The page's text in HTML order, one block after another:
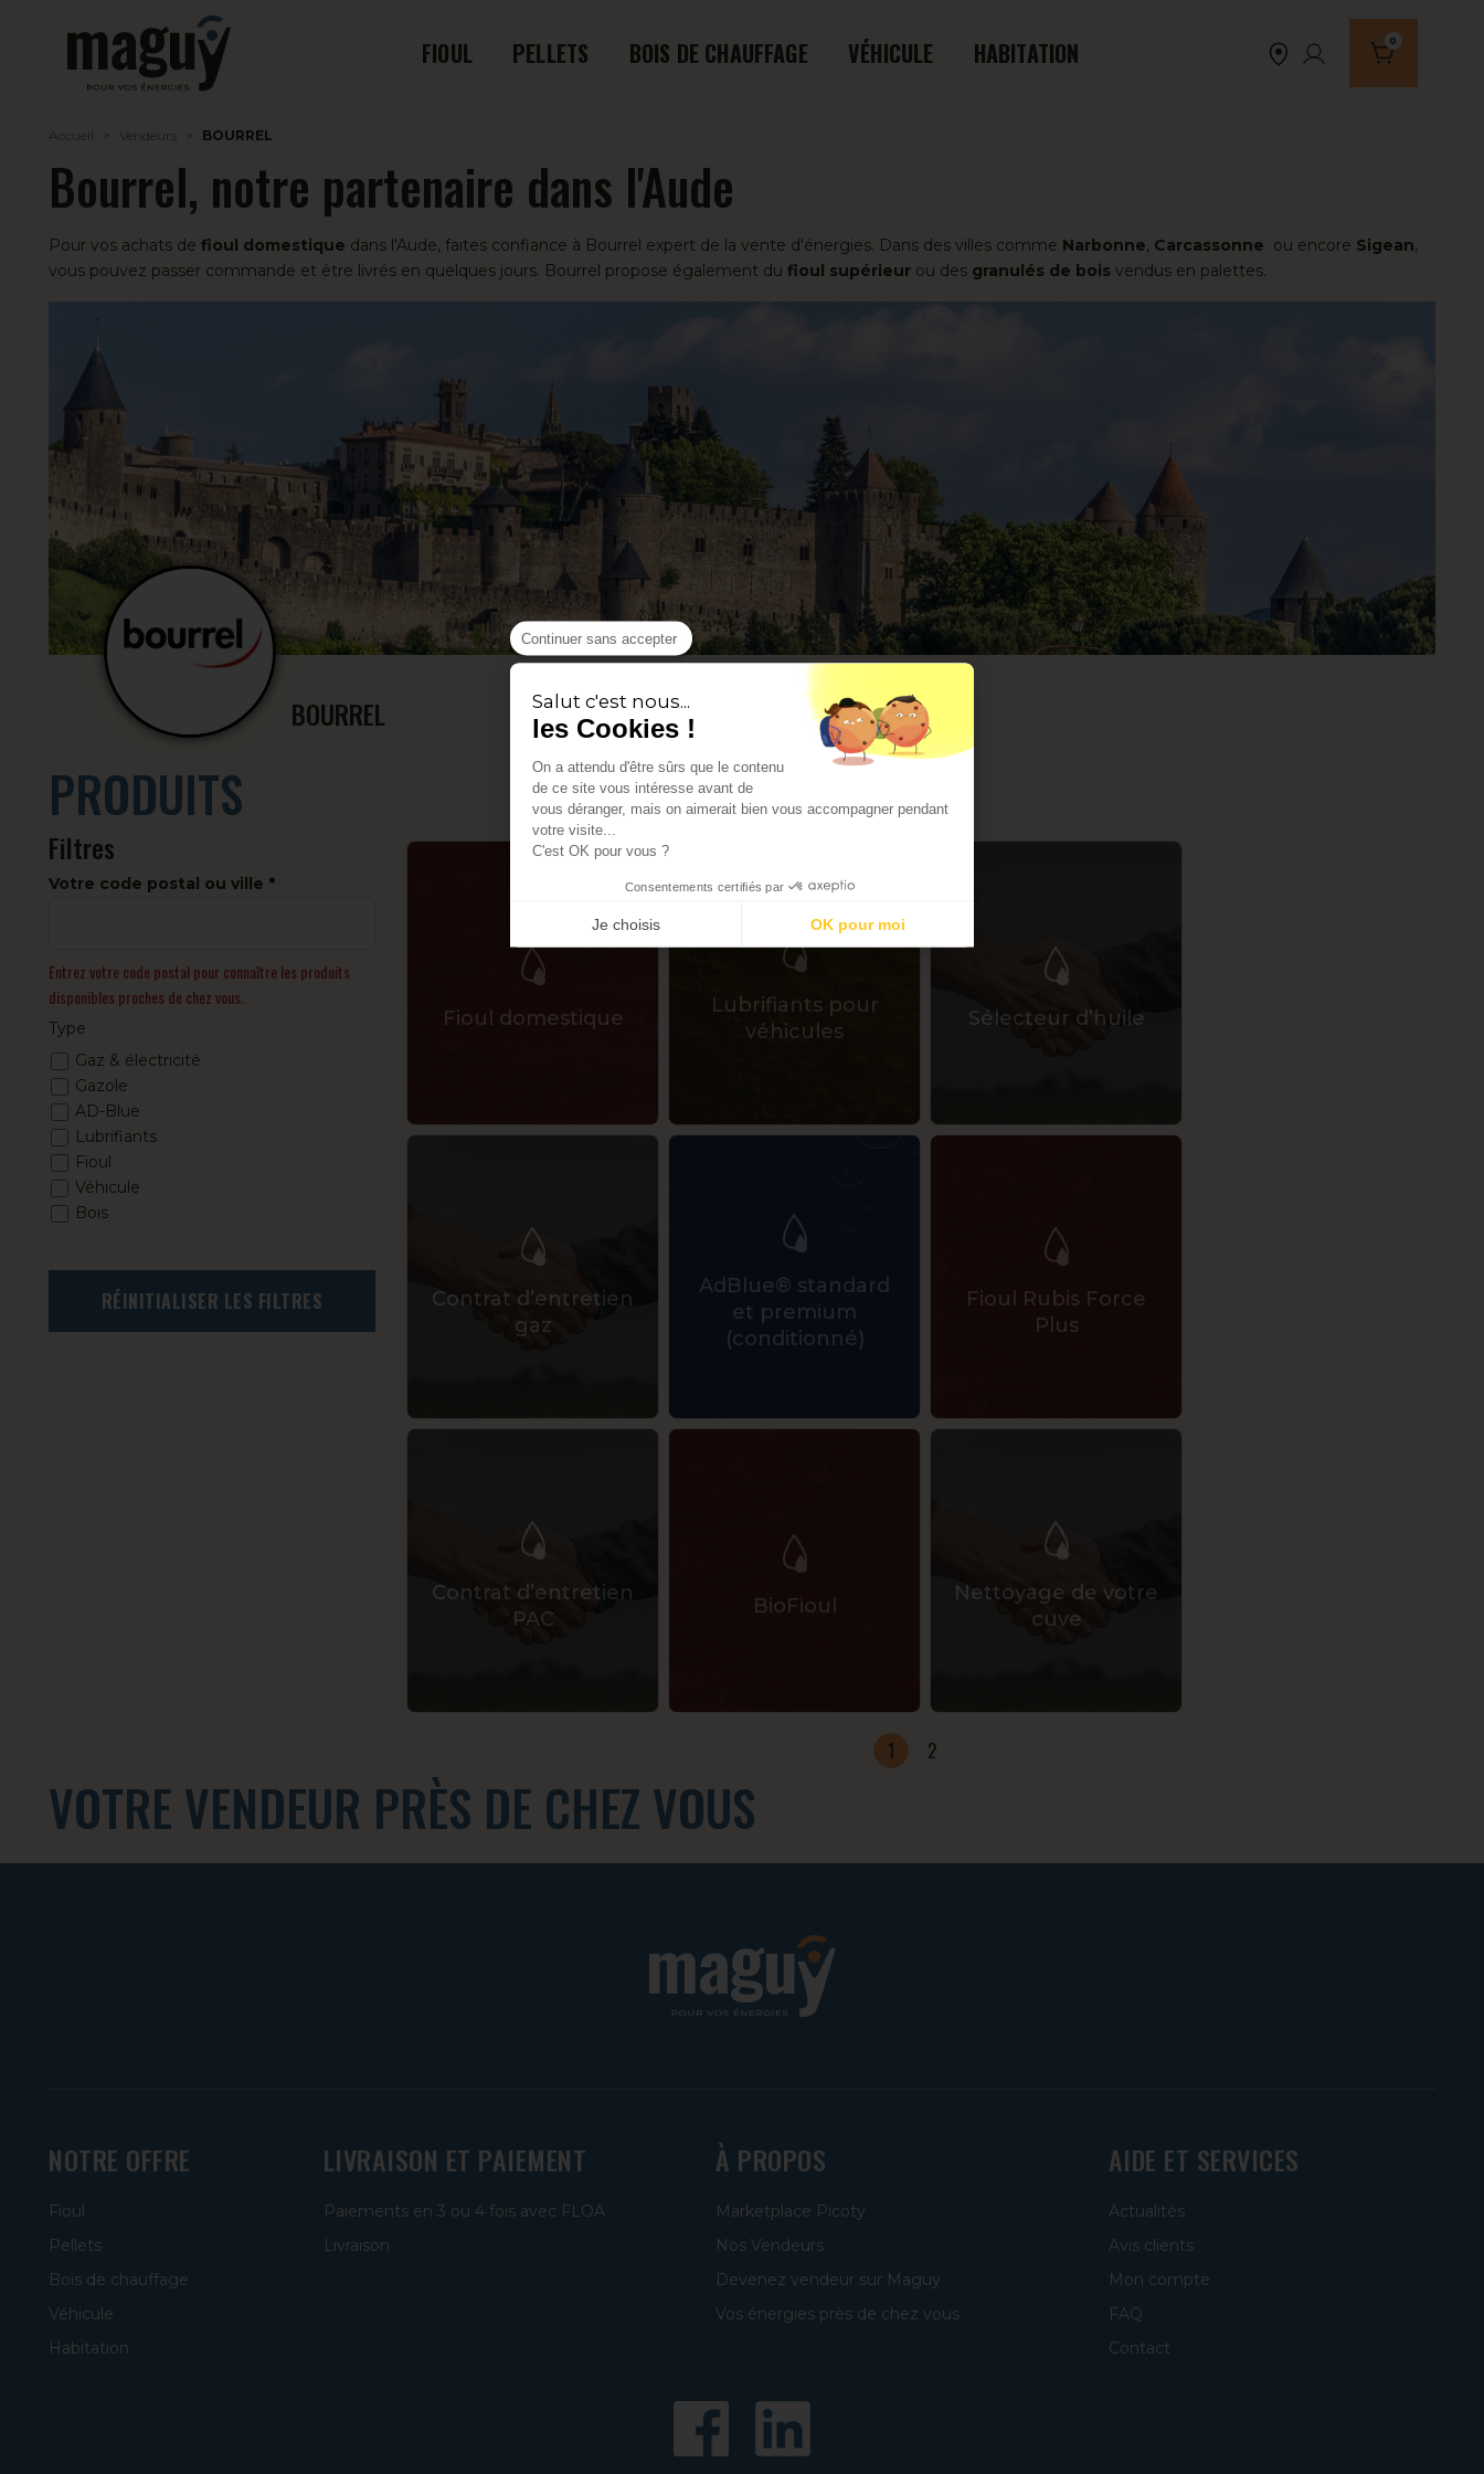
FIOUL PELLETS BOIS DE CHAUFFAGE VÉHICULE HABITATION Nombre de
0
Accueil Vendeurs BOURREL
Bourrel, notre partenaire dans l'Aude
Pour vos achats de fioul domestique dans l'Aude, faites confiance à Bourrel expert de la vente d'énergies. Dans des villes comme Narbonne, Carcassonne ou encore Sigean,
vous pouvez passer commande et être livrés en quelques jours. Bourrel propose également du fioul supérieur ou des granulés de bois vendus en palettes.
BOURREL
PRODUITS
Filtres
Votre code postal ou ville
Entrez votre code postal pour connaître les produits
disponibles proches de chez vous.
Type
Gaz & électricité
Gazole
AD-Blue
Lubrifiants
Fioul
Véhicule
Bois
RÉINITIALISER LES FILTRES
Fioul domestique
Lubrifiants pour
véhicules
Sélecteur d’huile
Contrat d’entretien
gaz
AdBlue® standard
et premium
(conditionné)
Fioul Rubis Force
Plus
Contrat d’entretien
PAC
BioFioul
Nettoyage de votre
cuve
1 2
VOTRE VENDEUR PRÈS DE CHEZ VOUS
NOTRE OFFRE
Fioul
Pellets
Bois de chauffage
Véhicule
Habitation
LIVRAISON ET PAIEMENT
Paiements en 3 ou 4 fois avec FLOA
Livraison
À PROPOS
Marketplace Picoty
Nos Vendeurs
Devenez vendeur sur Maguy
Vos énergies près de chez vous
AIDE ET SERVICES
Actualités
Avis clients
Mon compte
FAQ
Contact
Continuer sans accepter
Salut c'est nous...
les Cookies !
On a attendu d'être sûrs que le contenu
de ce site vous intéresse avant de
vous déranger, mais on aimerait bien vous accompagner pendant
votre visite...
C'est OK pour vous ?
Consentements certifiés par
Je choisis
OK pour moi
Axeptio consent
Plateforme de Gestion du Consentement : Personnalisez vos Options
Notre plateforme vous permet d'adapter et de gérer vos paramètres de confidentialité, en garantissant la conformité avec